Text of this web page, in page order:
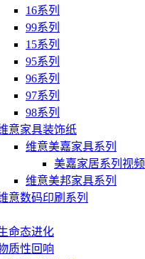
16系列
99系列
15系列
95系列
96系列
97系列
98系列
意家具装饰纸
维意美嘉家具系列
美嘉家居系列视频
维意美邦家具系列
意数码印刷系列
命态进化
质性回响